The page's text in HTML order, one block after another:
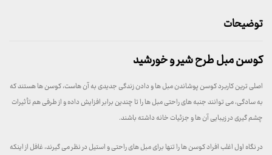
توضیحات
کوسن مبل طرح شیر و خورشید
اصلی ترین کاربرد کوسن پوشاندن مبل ها و دادن زندگی جدیدی به آن هاست، کوسن ها هستند که
به سادگی، می توانند جنبه های راحتی مبل ها را تا چندین برابر افزایش داده و از طرفی هم تأثیرات
چشم گیری در زیبایی آن ها و جزئیات خانه داشته باشند.
در نگاه اول اغلب افراد کوسن ها را تنها برای مبل های راحتی و استیل در نظر می گیرند، غافل از اینکه